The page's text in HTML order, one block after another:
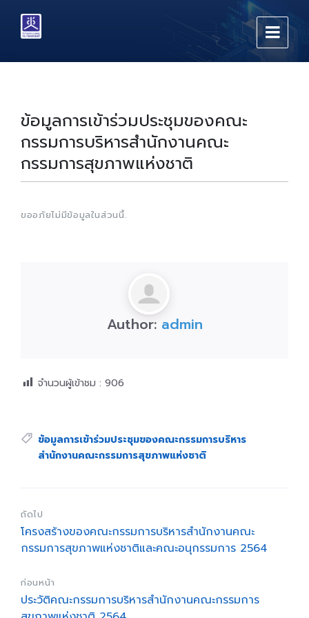
content
main
footer
ข้อมูลการเข้าร่วมประชุมของคณะ
กรรมการบริหารสำนักงานคณะ
กรรมการสุขภาพแห่งชาติ
ขออภัยไม่มีข้อมูลในส่วนนี้.
Author: admin
จำนวนผู้เข้าชม : 906
Tags:
ข้อมูลการเข้าร่วมประชุมของคณะกรรมการบริหาร
สำนักงานคณะกรรมการสุขภาพแห่งชาติ
ถัดไป
โครงสร้างของคณะกรรมการบริหารสำนักงานคณะ
กรรมการสุขภาพแห่งชาติและคณะอนุกรรมการ 2564
ก่อนหน้า
ประวัติคณะกรรมการบริหารสำนักงานคณะกรรมการ